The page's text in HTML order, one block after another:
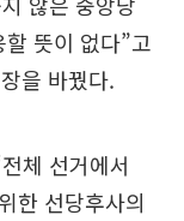
뜻이 없다”고
을 바꿨다.
체 선거에서
한 선당후사의